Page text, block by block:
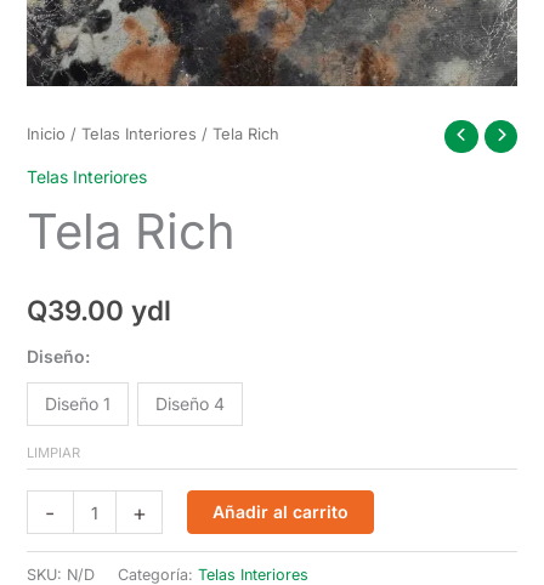
Inicio / Telas Interiores / Tela Rich
Telas Interiores
Tela Rich
Q39.00 ydl
Diseño:
Diseño 1 Diseño 4
LIMPIAR
-
Rich
cantidad
+ Añadir al carrito
SKU: N/D Categoría: Telas Interiores